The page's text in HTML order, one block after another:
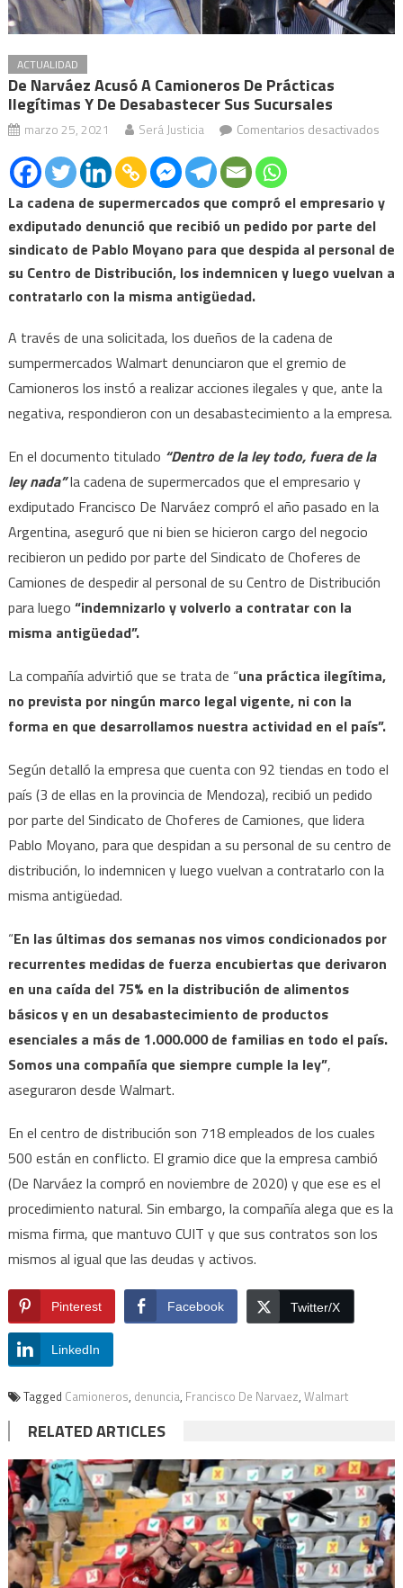
ACTUALIDAD
De Narváez Acusó A Camioneros De Prácticas
Ilegítimas Y De Desabastecer Sus Sucursales
marzo 25, 2021 Será Justicia Comentarios desactivadosen
sus
La cadena de supermercados que compró el empresario y
exdiputado denunció que recibió un pedido por parte del
sindicato de Pablo Moyano para que despida al personal de
su Centro de Distribución, los indemnicen y luego vuelvan a
contratarlo con la misma antigüedad.
A través de una solicitada, los dueños de la cadena de
sumpermercados Walmart denunciaron que el gremio de
Camioneros los instó a realizar acciones ilegales y que, ante la
negativa, respondieron con un desabastecimiento a la empresa.
En el documento titulado “Dentro de la ley todo, fuera de la
ley nada”la cadena de supermercados que el empresario y
exdiputado Francisco De Narváez compró el año pasado en la
Argentina, aseguró que ni bien se hicieron cargo del negocio
recibieron un pedido por parte del Sindicato de Choferes de
Camiones de despedir al personal de su Centro de Distribución
para luego “indemnizarlo y volverlo a contratar con la
misma antigüedad”.
La compañía advirtió que se trata de “una práctica ilegítima,
no prevista por ningún marco legal vigente, ni con la
forma en que desarrollamos nuestra actividad en el país”.
Según detalló la empresa que cuenta con 92 tiendas en todo el
país (3 de ellas en la provincia de Mendoza), recibió un pedido
por parte del Sindicato de Choferes de Camiones, que lidera
Pablo Moyano, para que despidan a su personal de su centro de
distribución, lo indemnicen y luego vuelvan a contratarlo con la
misma antigüedad.
“En las últimas dos semanas nos vimos condicionados por
recurrentes medidas de fuerza encubiertas que derivaron
en una caída del 75% en la distribución de alimentos
básicos y en un desabastecimiento de productos
esenciales a más de 1.000.000 de familias en todo el país.
Somos una compañía que siempre cumple la ley”,
aseguraron desde Walmart.
En el centro de distribución son 718 empleados de los cuales
500 están en conflicto. El gramio dice que la empresa cambió
(De Narváez la compró en noviembre de 2020) y que ese es el
procedimiento natural. Sin embargo, la compañía alega que es la
misma firma, que mantuvo CUIT y que sus contratos son los
mismos al igual que las deudas y activos.
Pinterest Facebook Twitter/X
LinkedIn
Tagged Camioneros, denuncia, Francisco De Narvaez, Walmart
RELATED ARTICLES